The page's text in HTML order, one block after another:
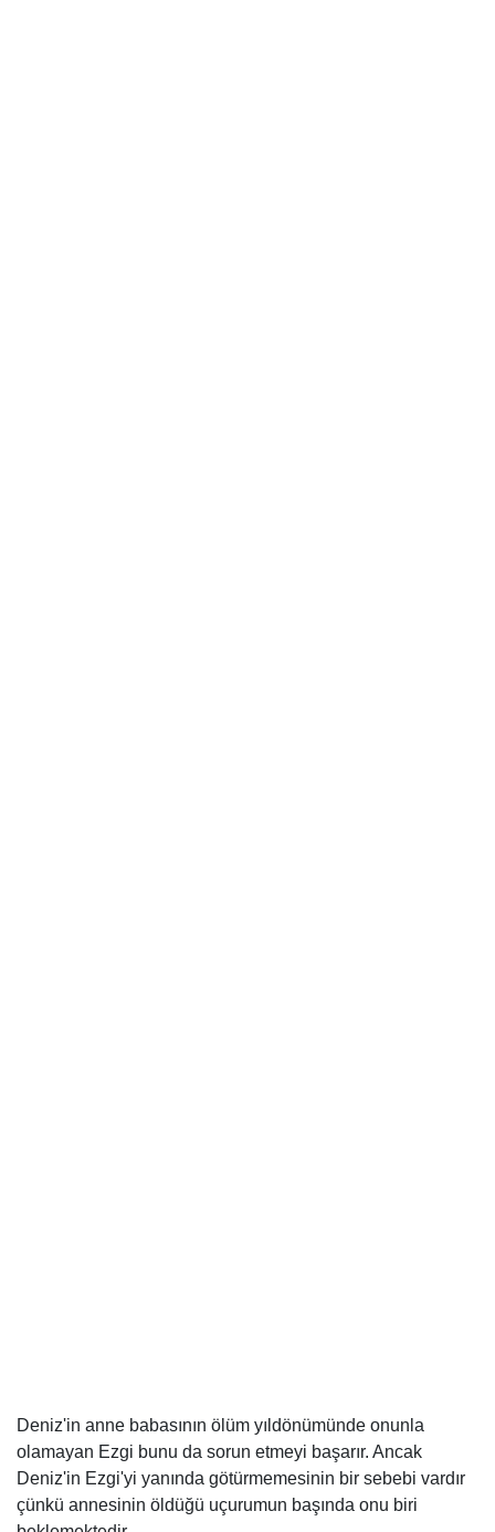
Deniz'in anne babasının ölüm yıldönümünde onunla
olamayan Ezgi bunu da sorun etmeyi başarır. Ancak
Deniz'in Ezgi'yi yanında götürmemesinin bir sebebi vardır
çünkü annesinin öldüğü uçurumun başında onu biri